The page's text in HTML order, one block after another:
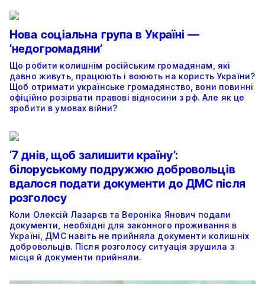
Нова соціальна група в Україні —
‘недогромадяни’
Що робити колишнім російським громадянам, які
давно живуть, працюють і воюють на користь України?
Щоб отримати українське громадянство, вони повинні
офіційно розірвати правові відносини з рф. Але як це
зробити в умовах війни?
‘7 днів, щоб залишити країну’:
білоруському подружжю добровольців
вдалося подати документи до ДМС після
розголосу
Коли Олексій Лазарєв та Вероніка Янович подали
документи, необхідні для законного проживання в
Україні, ДМС навіть не прийняла документи колишніх
добровольців. Після розголосу ситуація зрушила з
місця й документи прийняли.